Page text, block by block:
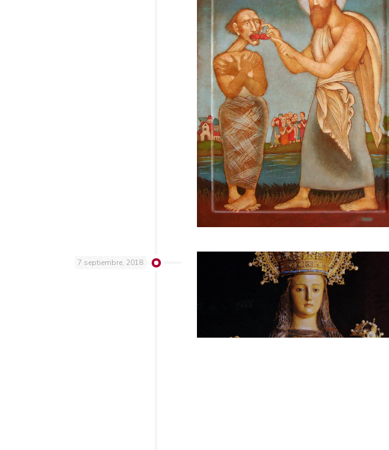
7 septiembre, 2018